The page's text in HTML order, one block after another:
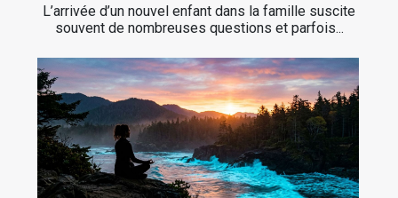
L’arrivée d’un nouvel enfant dans la famille suscite
souvent de nombreuses questions et parfois...